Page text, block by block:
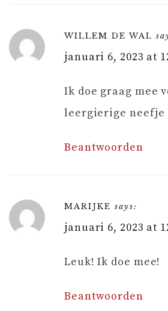
WILLEM DE WAL
januari 6, 2023 at
Ik doe graag mee
leergierige neefje
Beantwoorden
MARIJKE says:
januari 6, 2023 at
Leuk! Ik doe mee!
Beantwoorden